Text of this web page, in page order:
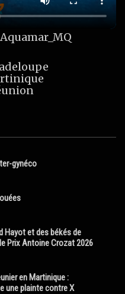
Aquamar_MQ
gynéco
Hayot et des békés de
Prix Antoine Crozat 2026
en Martinique :
une plainte contre X